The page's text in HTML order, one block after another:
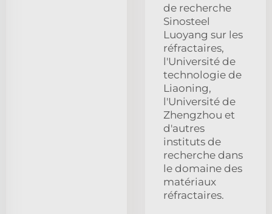
de recherche
Sinosteel
Luoyang sur les
réfractaires,
l'Université de
technologie de
Liaoning,
l'Université de
Zhengzhou et
d'autres
instituts de
recherche dans
le domaine des
matériaux
réfractaires.